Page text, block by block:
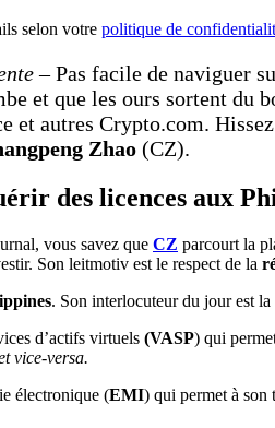
selon votre politique de
– Pas facile de naviguer
et que les ours sortent du
et autres Crypto.com.
Zhao (CZ).
des licences aux
vous savez que CZ parcourt la
Son leitmotiv est le respect de la
. Son interlocuteur du jour est
d’actifs virtuels (VASP) qui
vice-versa.
électronique (EMI) qui permet à son